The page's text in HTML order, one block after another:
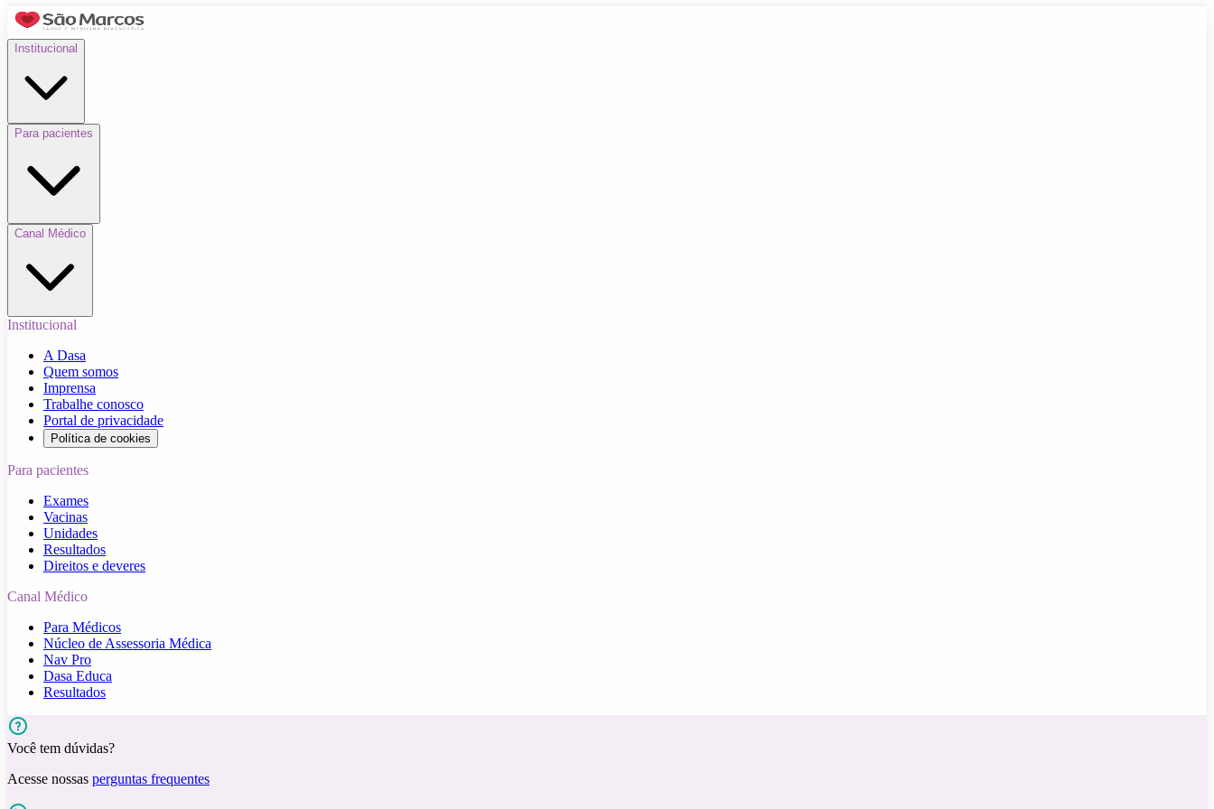
Institucional
Para pacientes
Canal Médico
Institucional
A Dasa
Quem somos
Imprensa
Trabalhe conosco
Portal de privacidade
Política de cookies
Para pacientes
Exames
Vacinas
Unidades
Resultados
Direitos e deveres
Canal Médico
Para Médicos
Núcleo de Assessoria Médica
Nav Pro
Dasa Educa
Resultados
Você tem dúvidas?
Acesse nossas perguntas frequentes